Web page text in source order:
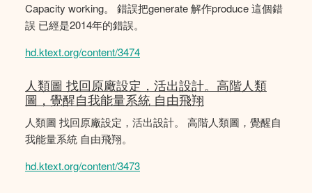
Capacity working。 錯誤把generate 解作produce 這個錯
誤 已經是2014年的錯誤。
hd.ktext.org/content/3474
人類圖 找回原廠設定，活出設計。高階人類
圖，覺醒自我能量系統 自由飛翔
人類圖 找回原廠設定，活出設計。 高階人類圖，覺醒自
我能量系統 自由飛翔。
hd.ktext.org/content/3473